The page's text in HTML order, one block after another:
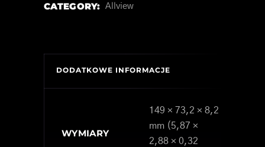
CATEGORY: Allview
DODATKOWE INFORMACJE
WYMIARY
149 × 73,2 × 8,2
mm (5,87 ×
2,88 × 0,32